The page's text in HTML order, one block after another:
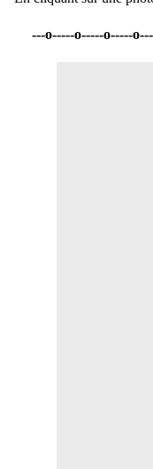
---o-----o-----o-----